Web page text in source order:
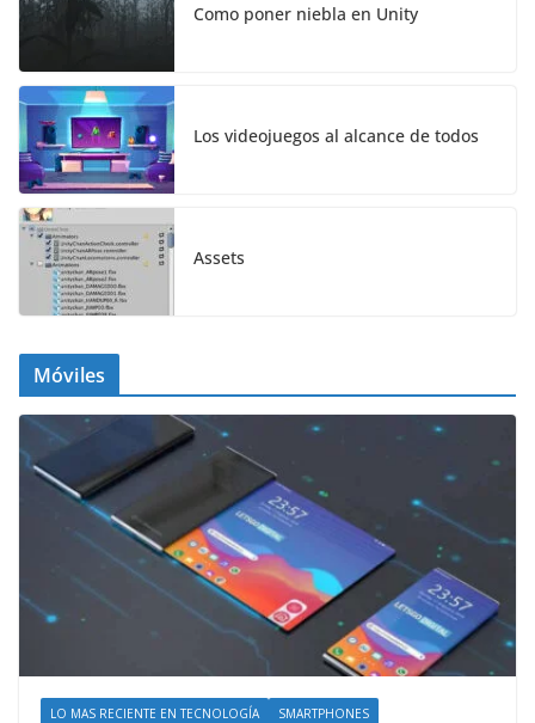
Como poner niebla en Unity
Los videojuegos al alcance de todos
Assets
Móviles
LO MAS RECIENTE EN TECNOLOGÍA SMARTPHONES